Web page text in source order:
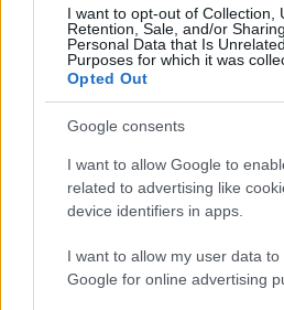
I want to opt-out of Collection,
Retention, Sale, and/or
Personal Data that Is
Purposes for which it was
Opted Out
Google consents
I want to allow Google to
related to advertising like
device identifiers in apps.
I want to allow my user data
Google for online advertising
Ξηροί καρποί: Τι συμβαίνει
πάρα πολλούς